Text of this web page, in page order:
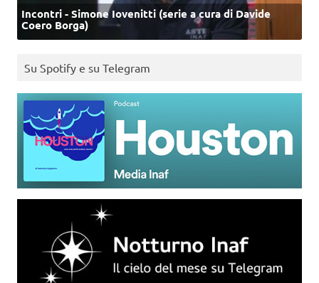
Incontri - Simone Iovenitti (serie a cura di Davide
Coero Borga)
Su Spotify e su Telegram